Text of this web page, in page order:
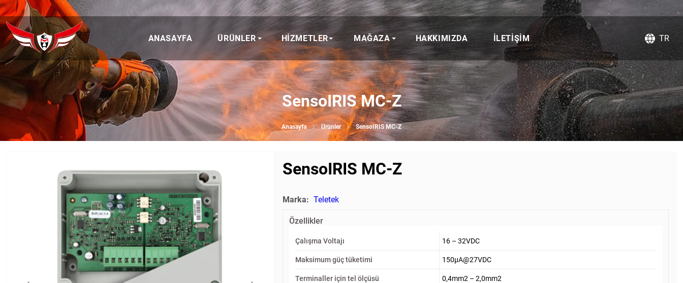
ANASAYFA ÜRÜNLER HIZMETLER MAĞAZA HAKKIMIZDA İLETIŞIM TR
SensoIRIS MC-Z
Anasayfa Ürünler SensoIRIS MC-Z
SensoIRIS MC-Z
Marka: Teletek
Özellikler
Çalışma Voltajı 16 – 32VDC
Maksimum güç tüketimi 150μA@27VDC
Terminaller için tel ölçüsü 0,4mm2 – 2,0mm2